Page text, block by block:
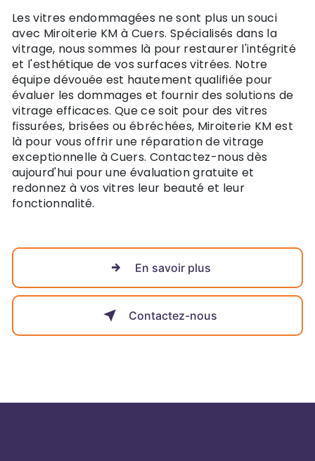
Les vitres endommagées ne sont plus un souci
avec Miroiterie KM à Cuers. Spécialisés dans la
vitrage, nous sommes là pour restaurer l'intégrité
et l'esthétique de vos surfaces vitrées. Notre
équipe dévouée est hautement qualifiée pour
évaluer les dommages et fournir des solutions de
vitrage efficaces. Que ce soit pour des vitres
fissurées, brisées ou ébréchées, Miroiterie KM est
là pour vous offrir une réparation de vitrage
exceptionnelle à Cuers. Contactez-nous dès
aujourd'hui pour une évaluation gratuite et
redonnez à vos vitres leur beauté et leur
fonctionnalité.
En savoir plus
Contactez-nous